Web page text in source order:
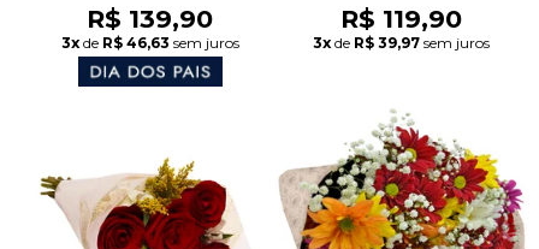
R$ 139,90
3x de R$ 46,63 sem juros
R$ 119,90
3x de R$ 39,97 sem juros